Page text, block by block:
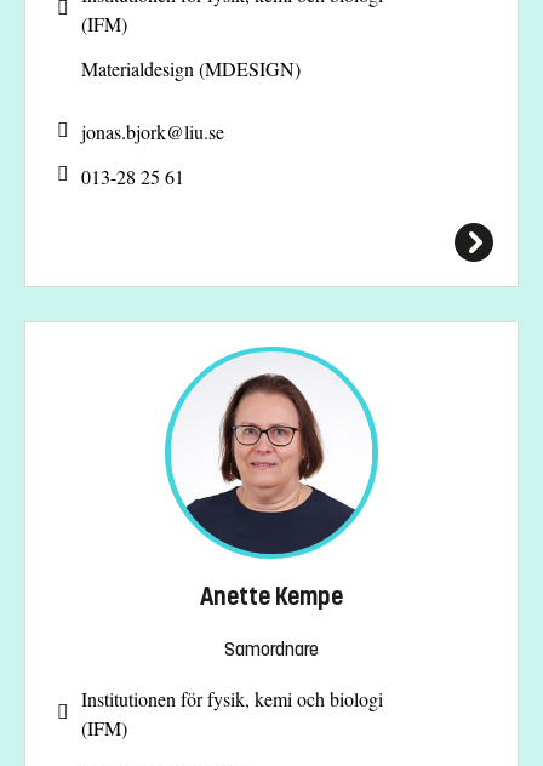
(IFM)
Materialdesign (MDESIGN)
jonas.bjork@liu.se
013-28 25 61
Anette Kempe
Samordnare
Institutionen för fysik, kemi och biologi
(IFM)